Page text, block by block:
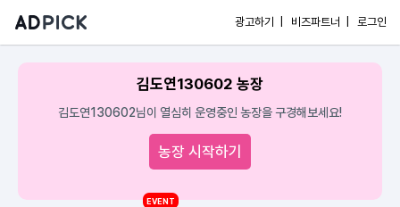
광고하기 | 비즈파트너 | 로그인
김도연130602 농장
김도연130602님이 열심히 운영중인 농장을 구경해보세요!
농장 시작하기
EVENT